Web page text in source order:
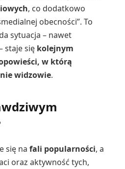
, co dodatkowo
obecności”. To
sytuacja – nawet
staje się kolejnym
w którą
widzowie.
się na fali popularności, a
oraz aktywność tych,